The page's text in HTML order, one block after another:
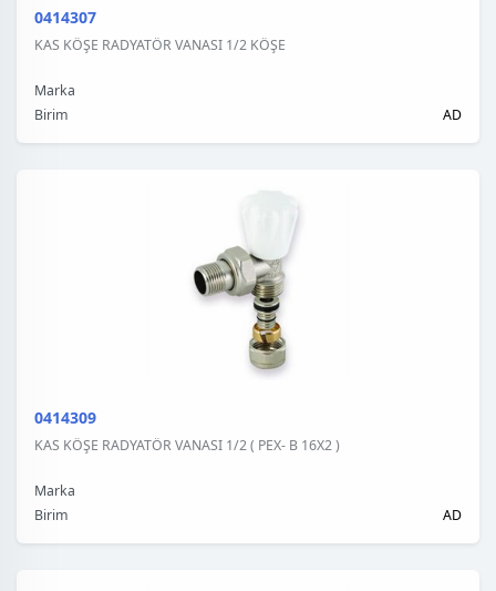
0414307
KAS KÖŞE RADYATÖR VANASI 1/2 KÖŞE
Marka
Birim
AD
0414309
KAS KÖŞE RADYATÖR VANASI 1/2 ( PEX- B 16X2 )
Marka
Birim
AD